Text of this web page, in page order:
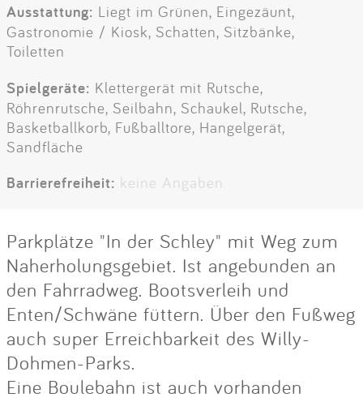
Ausstattung: Liegt im Grünen, Eingezäunt,
Gastronomie / Kiosk, Schatten, Sitzbänke,
Toiletten
Spielgeräte: Klettergerät mit Rutsche,
Röhrenrutsche, Seilbahn, Schaukel, Rutsche,
Basketballkorb, Fußballtore, Hangelgerät,
Sandfläche
Barrierefreiheit: keine Angaben
Parkplätze "In der Schley" mit Weg zum
Naherholungsgebiet. Ist angebunden an
den Fahrradweg. Bootsverleih und
Enten/Schwäne füttern. Über den Fußweg
auch super Erreichbarkeit des Willy-
Dohmen-Parks.
Eine Boulebahn ist auch vorhanden